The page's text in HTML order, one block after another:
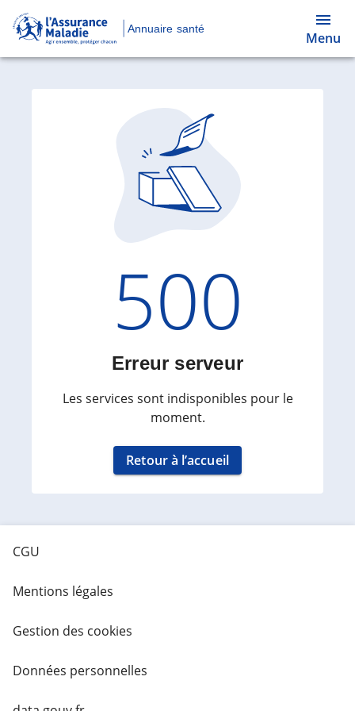
Annuaire santé
Menu
Code
500
Erreur serveur
Les services sont indisponibles pour le
moment.
Retour à l’accueil
CGU
Mentions légales
Gestion des cookies
Données personnelles